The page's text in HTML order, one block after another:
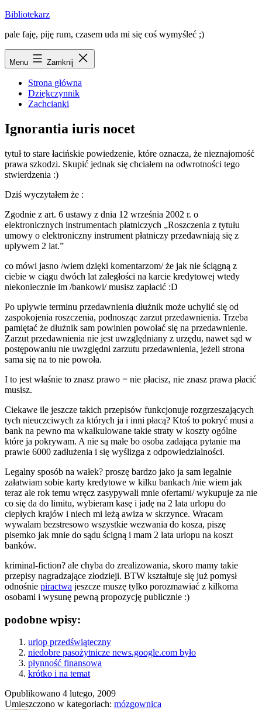
Przejdź
treści
Bibliotekarz
pale faję, piję rum, czasem uda mi się coś wymyśleć ;)
Menu Zamknij
Strona główna
Dziękczynnik
Zachcianki
Ignorantia iuris nocet
tytuł to stare łacińskie powiedzenie, które oznacza, że nieznajomość
prawa szkodzi. Skupić jednak się chciałem na odwrotności tego
stwierdzenia :)
Dziś wyczytałem że :
Zgodnie z art. 6 ustawy z dnia 12 września 2002 r. o
elektronicznych instrumentach płatniczych „Roszczenia z tytułu
umowy o elektroniczny instrument płatniczy przedawniają się z
upływem 2 lat.”
co mówi jasno /wiem dzięki komentarzom/ że jak nie ściągną z
ciebie w ciągu dwóch lat zaległości na karcie kredytowej wtedy
niekoniecznie im /bankowi/ musisz zapłacić :D
Po upływie terminu przedawnienia dłużnik może uchylić się od
zaspokojenia roszczenia, podnosząc zarzut przedawnienia. Trzeba
pamiętać że dłużnik sam powinien powołać się na przedawnienie.
Zarzut przedawnienia nie jest uwzględniany z urzędu, nawet sąd w
postępowaniu nie uwzględni zarzutu przedawnienia, jeżeli strona
sama się na to nie powoła.
I to jest właśnie to znasz prawo = nie płacisz, nie znasz prawa płacić
musisz.
Ciekawe ile jeszcze takich przepisów funkcjonuje rozgrzeszających
tych nieuczciwych za których ja i inni płacą? Ktoś to pokryć musi a
bank na pewno ma wkalkulowane takie straty w koszty ogólne
które ja pokrywam. A nie są małe bo osoba zadająca pytanie ma
prawie 6000 zadłużenia i się wyślizga z odpowiedzialności.
Legalny sposób na wałek? proszę bardzo jako ja sam legalnie
załatwiam sobie karty kredytowe w kilku bankach /nie wiem jak
teraz ale rok temu wręcz zasypywali mnie ofertami/ wykupuje za nie
co się da do limitu, wybieram kasę i jadę na 2 lata urlopu do
ciepłych krajów i niech mi leżą awiza w skrzynce. Wracam
wywalam bezstresowo wszystkie wezwania do kosza, piszę
pisemko jak mnie do sądu ścigną i mam 2 lata urlopu na koszt
banków.
kriminal-fiction? ale chyba do zrealizowania, skoro mamy takie
przepisy nagradzające złodzieji. BTW kształtuje się już pomysł
odnośnie piractwa jeszcze muszę tylko porozmawiać z kilkoma
osobami i wysunę pewną propozycję publicznie :)
podobne wpisy:
urlop przedświąteczny
niedobre pasożytnicze news.google.com było
płynność finansowa
krótko i na temat
Opublikowano 4 lutego, 2009
Umieszczono w kategoriach: mózgownica